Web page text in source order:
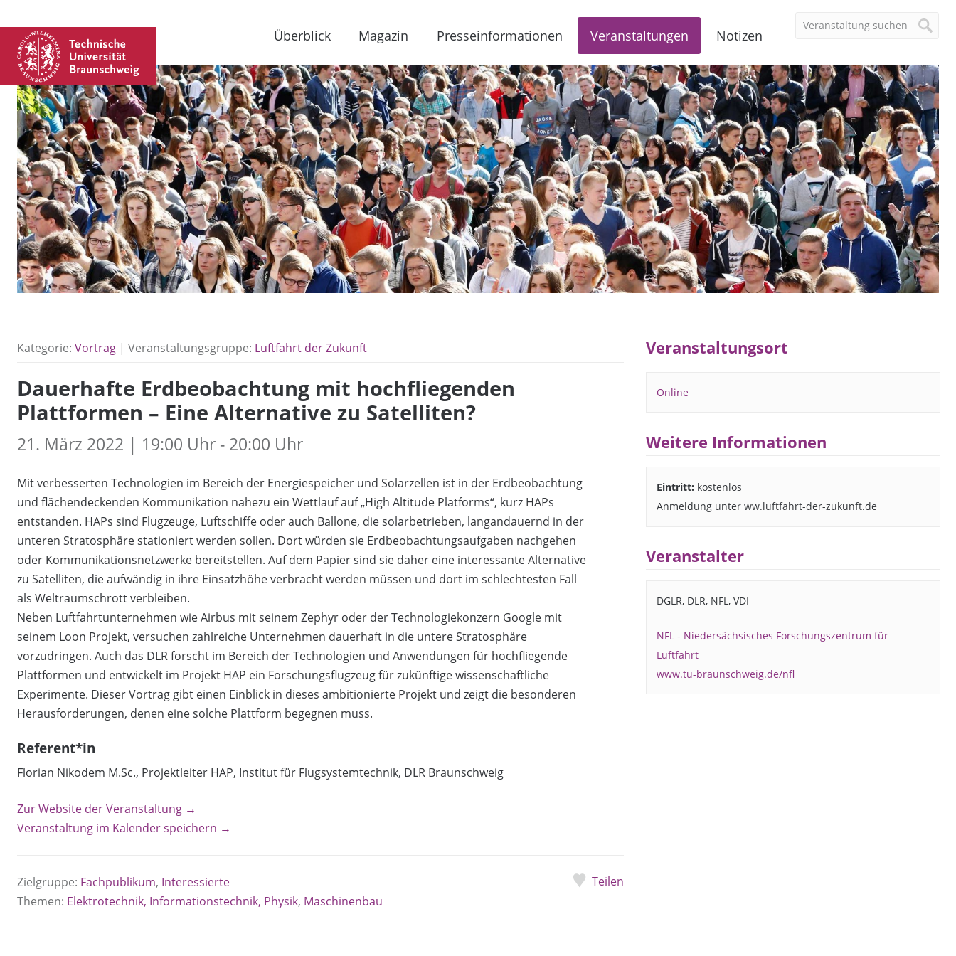
Überblick Magazin Presseinformationen Veranstaltungen Notizen
Kategorie: Vortrag | Veranstaltungsgruppe: Luftfahrt der Zukunft
Dauerhafte Erdbeobachtung mit hochfliegenden
Plattformen – Eine Alternative zu Satelliten?
21. März 2022 | 19:00 Uhr - 20:00 Uhr
Mit verbesserten Technologien im Bereich der Energiespeicher und Solarzellen ist in der Erdbeobachtung
und flächendeckenden Kommunikation nahezu ein Wettlauf auf „High Altitude Platforms“, kurz HAPs
entstanden. HAPs sind Flugzeuge, Luftschiffe oder auch Ballone, die solarbetrieben, langandauernd in der
unteren Stratosphäre stationiert werden sollen. Dort würden sie Erdbeobachtungsaufgaben nachgehen
oder Kommunikationsnetzwerke bereitstellen. Auf dem Papier sind sie daher eine interessante Alternative
zu Satelliten, die aufwändig in ihre Einsatzhöhe verbracht werden müssen und dort im schlechtesten Fall
als Weltraumschrott verbleiben.
Neben Luftfahrtunternehmen wie Airbus mit seinem Zephyr oder der Technologiekonzern Google mit
seinem Loon Projekt, versuchen zahlreiche Unternehmen dauerhaft in die untere Stratosphäre
vorzudringen. Auch das DLR forscht im Bereich der Technologien und Anwendungen für hochfliegende
Plattformen und entwickelt im Projekt HAP ein Forschungsflugzeug für zukünftige wissenschaftliche
Experimente. Dieser Vortrag gibt einen Einblick in dieses ambitionierte Projekt und zeigt die besonderen
Herausforderungen, denen eine solche Plattform begegnen muss.
Referent*in
Florian Nikodem M.Sc., Projektleiter HAP, Institut für Flugsystemtechnik, DLR Braunschweig
Zur Website der Veranstaltung →
Veranstaltung im Kalender speichern →
Zielgruppe: Fachpublikum, Interessierte
Themen: Elektrotechnik, Informationstechnik, Physik, Maschinenbau
Teilen
Veranstaltungsort
Online
Weitere Informationen
Eintritt: kostenlos
Anmeldung unter ww.luftfahrt-der-zukunft.de
Veranstalter
DGLR, DLR, NFL, VDI
NFL - Niedersächsisches Forschungszentrum für
Luftfahrt
www.tu-braunschweig.de/nfl